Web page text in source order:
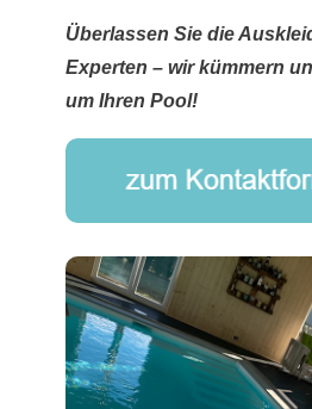
Überlassen Sie die
Experten – wir kümmern
um Ihren Pool!